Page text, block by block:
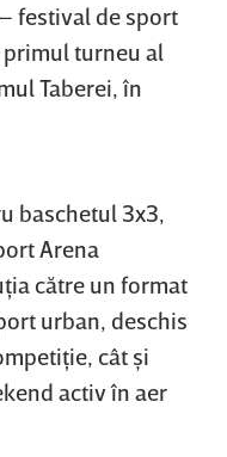
festival de sport
primul turneu al
Taberei, în
baschetul 3x3,
Arena
către un format
urban, deschis
cât şi
activ în aer